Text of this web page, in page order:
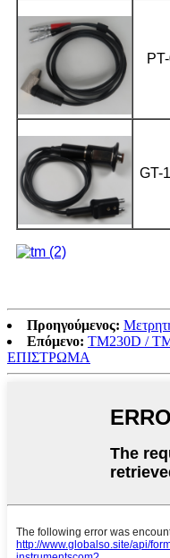
GT-
Προηγούμενος:
Επόμενο: TM230D /
ΕΠΙΣΤΡΩΜΑ